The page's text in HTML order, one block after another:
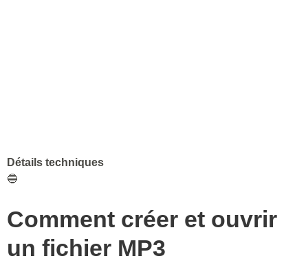
Détails techniques
🔵
Comment créer et ouvrir
un fichier MP3